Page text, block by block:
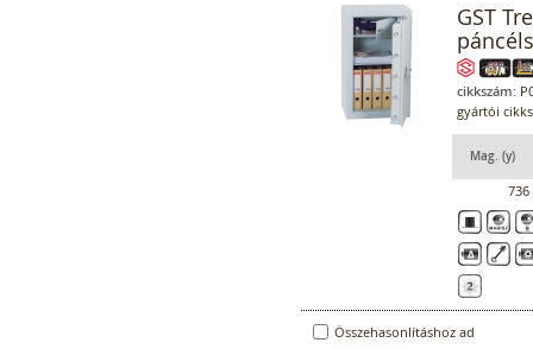
GST
cikkszám:
gyártói
Mag. (y)
736
Összehasonlításhoz ad